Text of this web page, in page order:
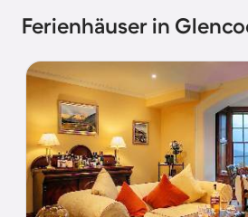
Ferienhäuser in